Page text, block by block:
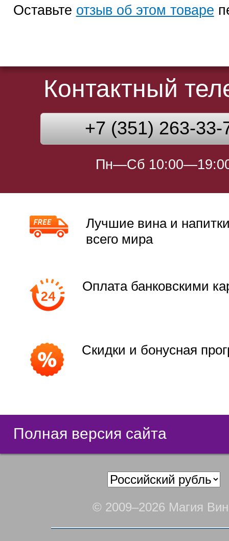
Оставьте отзыв об этом товаре
Контактный
+7 (351) 263-33-
Пн—Сб
Лучшие вина и
всего мира
Оплата банковскими
Скидки и бонусная
Полная версия сайта
© 2009–2026 Магия